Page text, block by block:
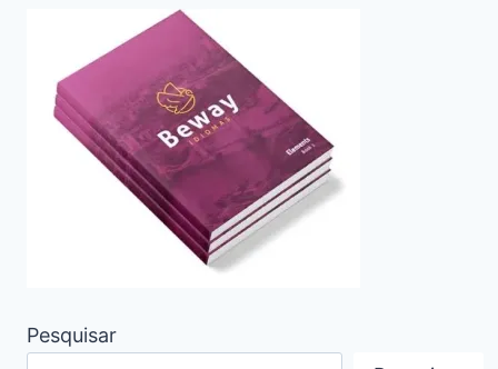
Pesquisar